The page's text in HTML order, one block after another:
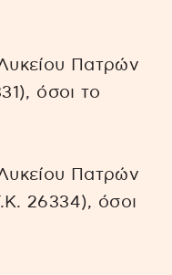
Πατρών
όσοι το
Πατρών
26334), όσοι